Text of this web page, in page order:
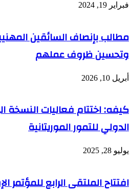
فبراير 19, 2024
مطالب بإنصاف السائقين
وتحسين ظروف عملهم
أبريل 10, 2026
كيفه: اختتام فعاليات النسخة
الدولي للتمور الموريتانية
يوليو 28, 2025
افتتاح الملتقى الرابع للمؤتمر